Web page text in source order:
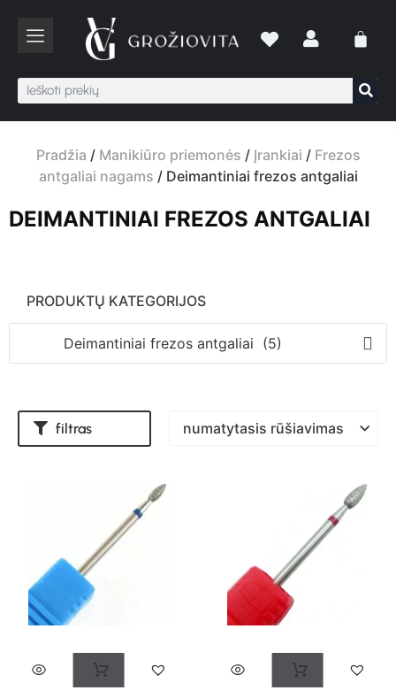
Pradžia / Manikiūro priemonės / Įrankiai / Frezos
antgaliai nagams / Deimantiniai frezos antgaliai
DEIMANTINIAI FREZOS ANTGALIAI
PRODUKTŲ KATEGORIJOS
Deimantiniai frezos antgaliai (5)
filtras